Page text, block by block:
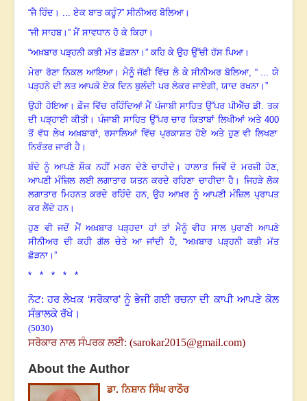
“ਜੈ ਹਿੰਦ । ... ਏਕ ਬਾਤ ਕਹੂੰ?” ਸੀਨੀਅਰ ਬੋਲਿਆ।
“ਜੀ ਸਾਹਬ। ” ਮੈਂ ਸਾਵਧਾਨ ਹੋ ਕੇ ਕਿਹਾ ।
“ਅਖ਼ਬਾਰ ਪੜ੍ਹਨੀ ਕਭੀ ਮੱਤ ਛੋੜਨਾ । ” ਕਹਿ ਕੇ ਉਹ ਉੱਚੀ ਹੱਸ ਪਿਆ।
ਮੇਰਾ ਰੋਣਾ ਨਿਕਲ ਆਇਆ। ਮੈਨੂੰ ਜੱਫ਼ੀ ਵਿੱਚ ਲੈ ਕੇ ਸੀਨੀਅਰ ਬੋਲਿਆ, “ ... ਯੇ
ਪੜ੍ਹਨੇ ਦੀ ਲਤ ਆਪਕੋ ਏਕ ਦਿਨ ਬੁਲੰਦੀ ਪਰ ਲੇਕਰ ਜਾਏਗੀ, ਯਾਦ ਰਖਨਾ । ”
ਉਹੀ ਹੋਇਆ।ਫ਼ੌਜ ਵਿੱਚ ਰਹਿੰਦਿਆਂ ਮੈਂ ਪੰਜਾਬੀ ਸਾਹਿਤ ਉੱਪਰ ਪੀਐੱਚ ਡੀ. ਤਕ
ਦੀ ਪੜ੍ਹਾਈ ਕੀਤੀ। ਪੰਜਾਬੀ ਸਾਹਿਤ ਉੱਪਰ ਚਾਰ ਕਿਤਾਬਾਂ ਲਿਖੀਆਂ ਅਤੇ400
ਤੋਂ ਵੱਧ ਲੇਖ ਅਖ਼ਬਾਰਾਂ, ਰਸਾਲਿਆਂ ਵਿੱਚ ਪ੍ਰਕਾਸ਼ਤ ਹੋਏ ਅਤੇ ਹੁਣ ਵੀ ਲਿਖਣਾ
ਨਿਰੰਤਰ ਜਾਰੀ ਹੈ ।
ਬੰਦੇ ਨੂੰ ਆਪਣੇ ਸ਼ੌਕ ਨਹੀਂ ਮਰਨ ਦੇਣੇ ਚਾਹੀਦੇ।ਹਾਲਾਤ ਜਿਵੇਂ ਦੇ ਮਰਜ਼ੀ ਹੋਣ,
ਆਪਣੀ ਮੰਜ਼ਿਲ ਲਈ ਲਗਾਤਾਰ ਯਤਨ ਕਰਦੇ ਰਹਿਣਾ ਚਾਹੀਦਾ ਹੈ । ਜਿਹੜੇ ਲੋਕ
ਲਗਾਤਾਰ ਮਿਹਨਤ ਕਰਦੇ ਰਹਿੰਦੇ ਹਨ, ਉਹ ਆਖ਼ਰ ਨੂੰ ਆਪਣੀ ਮੰਜ਼ਿਲ ਪ੍ਰਾਪਤ
ਕਰ ਲੈਂਦੇ ਹਨ।
ਹੁਣ ਵੀ ਜਦੋਂ ਮੈਂ ਅਖ਼ਬਾਰ ਪੜ੍ਹਦਾ ਹਾਂ ਤਾਂ ਮੈਨੂੰ ਵੀਹ ਸਾਲ ਪੁਰਾਣੀ ਆਪਣੇ
ਸੀਨੀਅਰ ਦੀ ਕਹੀ ਗੱਲ ਚੇਤੇ ਆ ਜਾਂਦੀ ਹੈ, “ਅਖ਼ਬਾਰ ਪੜ੍ਹਨੀ ਕਭੀ ਮੱਤ
ਛੋੜਨਾ । ”
* * * * *
ਨੋਟ: ਹਰ ਲੇਖਕ ‘ਸਰੋਕਾਰ’ ਨੂੰ ਭੇਜੀ ਗਈ ਰਚਨਾ ਦੀ ਕਾਪੀ ਆਪਣੇ ਕੋਲ
ਸੰਭਾਲਕੇ ਰੱਖੇ।
(5030)
ਸਰੋਕਾਰ ਨਾਲ ਸੰਪਰਕ ਲਈ: (sarokar2015@gmail.com)
About the Author
ਡਾ. ਨਿਸ਼ਾਨ ਸਿੰਘ ਰਾਠੌਰ